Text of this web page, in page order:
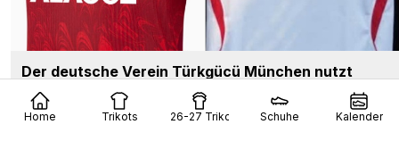
Home Trikots 26-27 Trikots Schuhe Kalender
Der deutsche Verein Türkgücü München nutzt
offizielle Trikots der türkischen
Nationalmannschaft für seine Trikots der Saison
26/27